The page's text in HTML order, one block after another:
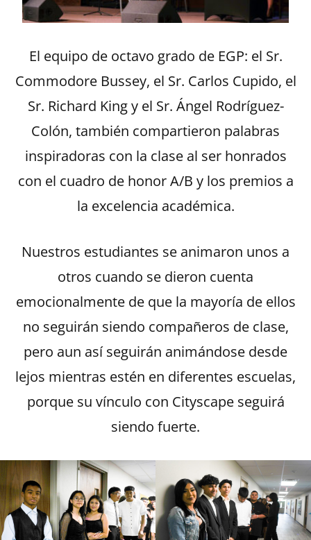
El equipo de octavo grado de EGP: el Sr.
Commodore Bussey, el Sr. Carlos Cupido, el
Sr. Richard King y el Sr. Ángel Rodríguez-
Colón, también compartieron palabras
inspiradoras con la clase al ser honrados
con el cuadro de honor A/B y los premios a
la excelencia académica.
Nuestros estudiantes se animaron unos a
otros cuando se dieron cuenta
emocionalmente de que la mayoría de ellos
no seguirán siendo compañeros de clase,
pero aun así seguirán animándose desde
lejos mientras estén en diferentes escuelas,
porque su vínculo con Cityscape seguirá
siendo fuerte.